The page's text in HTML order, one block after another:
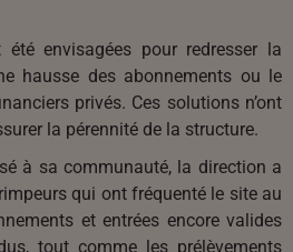
envisagées pour redresser la
hausse des abonnements ou le
privés. Ces solutions n’ont
la pérennité de la structure.
à sa communauté, la direction a
qui ont fréquenté le site au
et entrées encore valides
tout comme les prélèvements